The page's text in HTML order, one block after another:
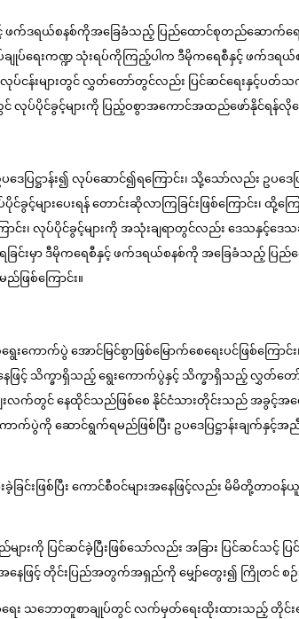
င့် ဖက်ဒရယ်စနစ်ကိုအခြေခံသည့် ပြည်ထောင်စုတည်ဆောက်
ပ်ချုပ်ရေးကဏ္ဍ သုံးရပ်ကိုကြည့်ပါက ဒီမိုကရေစီနှင့် ဖက်ဒ
ေးလုပ်ငန်းများတွင် လွှတ်တော်တွင်လည်း ပြင်ဆင်ရေးနှင့်
ပ်ပိုင်ခွင့်များကို ပြည့်ဝစွာအကောင်အထည်ဖော်နိုင်ရန်လိုကြ
ဋ္ဌာန်း၍ လုပ်ဆောင်၍ရကြောင်း၊ သို့သော်လည်း ဥပဒေပြ
ားပေးရန် တောင်းဆိုလာကြခြင်းဖြစ်ကြောင်း၊ ထို့ကြ
ာင်း၊ လုပ်ပိုင်ခွင့်များကို အသုံးချရာတွင်လည်း ဒေသနှင့်
င်းမှာ ဒီမိုကရေစီနှင့် ဖက်ဒရယ်စနစ်ကို အခြေခံသည့် ပြ
ဖြစ်ကြောင်း။
ကောက်ပွဲ အောင်မြင်စွာဖြစ်မြောက်စေရေးပင်ဖြစ်ကြေ
နေဖြင့် သိက္ခာရှိသည့် ရွေးကောက်ပွဲနှင့် သိက္ခာရှိသည့် လွှတ်တေ
က်တွင် နေထိုင်သည်ဖြစ်စေ နိုင်ငံသားတိုင်းသည် အခွင့်အရေ
ောက်ပွဲကို ဆောင်ရွက်ရမည်ဖြစ်ပြီး ဥပဒေပြဋ္ဌာန်းချက်
ြင်းဖြစ်ပြီး ကောင်စီဝင်များအနေဖြင့်လည်း မိမိတို့တာ
ြင်ဆင်ခဲ့ပြီးဖြစ်သော်လည်း အခြား ပြင်ဆင်သင့် ပြင်
ေဖြင့် တိုင်းပြည်အတွက်အရှည်ကို မျှော်တွေး၍ ကြိုတင် စဉ်းစ
ေး သဘောတူစာချုပ်တွင် လက်မှတ်ရေးထိုးထားသည့် တိုင်